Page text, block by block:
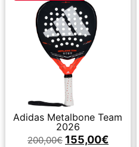
Adidas Metalbone Team
2026
200,00€ 155,00€